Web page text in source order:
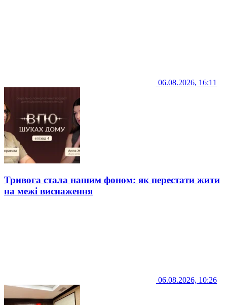
06.08.2026, 16:11
Тривога стала нашим фоном: як перестати жити
на межі виснаження
06.08.2026, 10:26